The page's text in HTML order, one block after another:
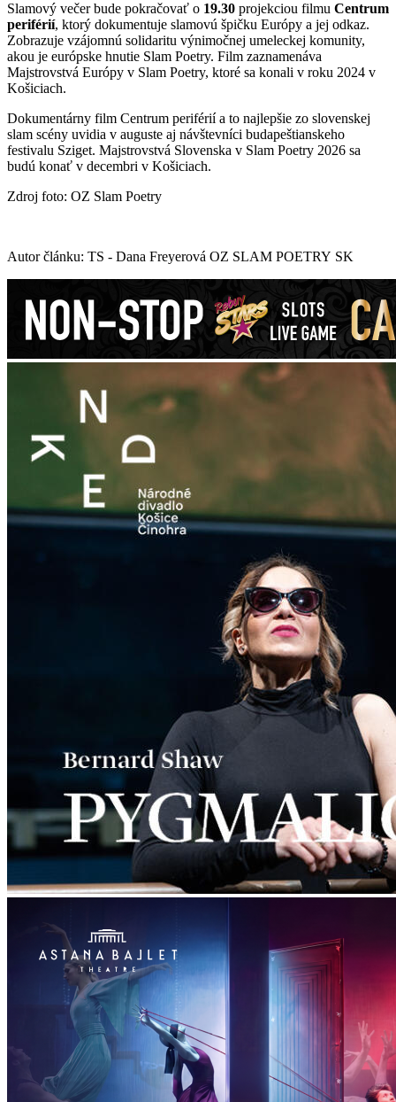
Slamový večer bude pokračovať o 19.30 projekciou filmu Centrum
periférií, ktorý dokumentuje slamovú špičku Európy a jej odkaz.
Zobrazuje vzájomnú solidaritu výnimočnej umeleckej komunity,
akou je európske hnutie Slam Poetry. Film zaznamenáva
Majstrovstvá Európy v Slam Poetry, ktoré sa konali v roku 2024 v
Košiciach.
Dokumentárny film Centrum periférií a to najlepšie zo slovenskej
slam scény uvidia v auguste aj návštevníci budapeštianskeho
festivalu Sziget. Majstrovstvá Slovenska v Slam Poetry 2026 sa
budú konať v decembri v Košiciach.
Zdroj foto: OZ Slam Poetry
Autor článku: TS - Dana Freyerová OZ SLAM POETRY SK